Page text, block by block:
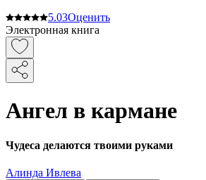
5.03Оценить
Электронная книга
Ангел в кармане
Чудеса делаются твоими руками
Алинда Ивлева